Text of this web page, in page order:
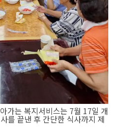
가는 복지서비스는 7월 17일 개
를 끝낸 후 간단한 식사까지 제